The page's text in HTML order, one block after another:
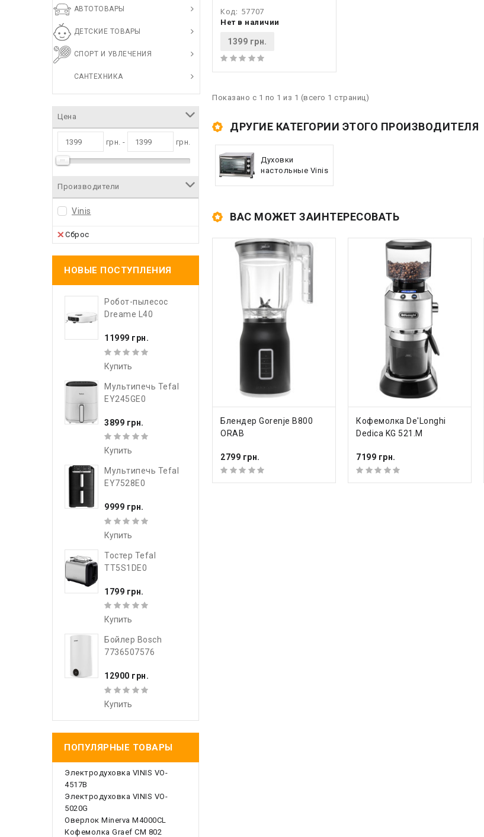
АВТОТОВАРЫ
ДЕТСКИЕ ТОВАРЫ
СПОРТ И УВЛЕЧЕНИЯ
САНТЕХНИКА
Цена
грн. - грн.
Производители
Vinis
Сброс
НОВЫЕ ПОСТУПЛЕНИЯ
Робот-пылесос
Dreame L40
11999 грн.
Купить
Мультипечь Tefal
EY245GE0
3899 грн.
Купить
Мультипечь Tefal
EY7528E0
9999 грн.
Купить
Тостер Tefal
TT5S1DE0
1799 грн.
Купить
Бойлер Bosch
7736507576
12900 грн.
Купить
ПОПУЛЯРНЫЕ ТОВАРЫ
Электродуховка VINIS VO-
4517B
Электродуховка VINIS VO-
5020G
Оверлок Minerva M4000CL
Кофемолка Graef CM 802
Код: 57707
Нет в наличии
1399 грн.
Показано с 1 по 1 из 1 (всего 1 страниц)
ДРУГИЕ КАТЕГОРИИ ЭТОГО ПРОИЗВОДИТЕЛЯ
Духовки
настольные Vinis
ВАС МОЖЕТ ЗАИНТЕРЕСОВАТЬ
КУПИТЬ
Блендер Gorenje B800
ORAB
2799 грн.
КУПИТЬ
Кофемолка De'Longhi
Dedica KG 521.M
7199 грн.